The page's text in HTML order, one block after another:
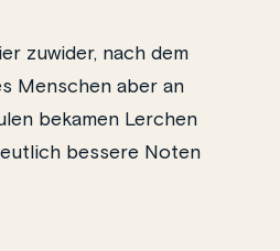
zuwider, nach dem
Menschen aber an
bekamen Lerchen
bessere Noten